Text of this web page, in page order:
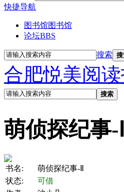
快捷导航
图书馆图书馆
论坛BBS
搜索
合肥悦美阅
搜索
萌侦探纪事-Ⅱ
书名:
萌侦探纪事-Ⅱ
状态:
可借